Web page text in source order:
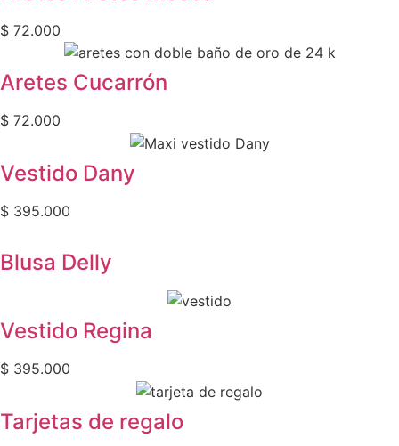
$ 72.000
Aretes Cucarrón
$ 72.000
Vestido Dany
$ 395.000
Blusa Delly
Vestido Regina
$ 395.000
Tarjetas de regalo